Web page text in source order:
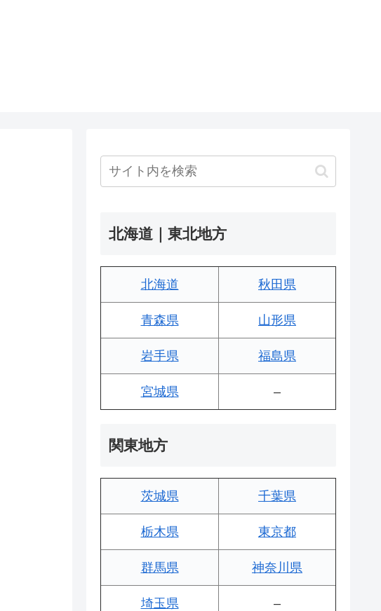
北海道｜東北地方
北海道 秋田県
青森県 山形県
岩手県 福島県
宮城県 –
関東地方
茨城県 千葉県
栃木県 東京都
群馬県 神奈川県
埼玉県 –